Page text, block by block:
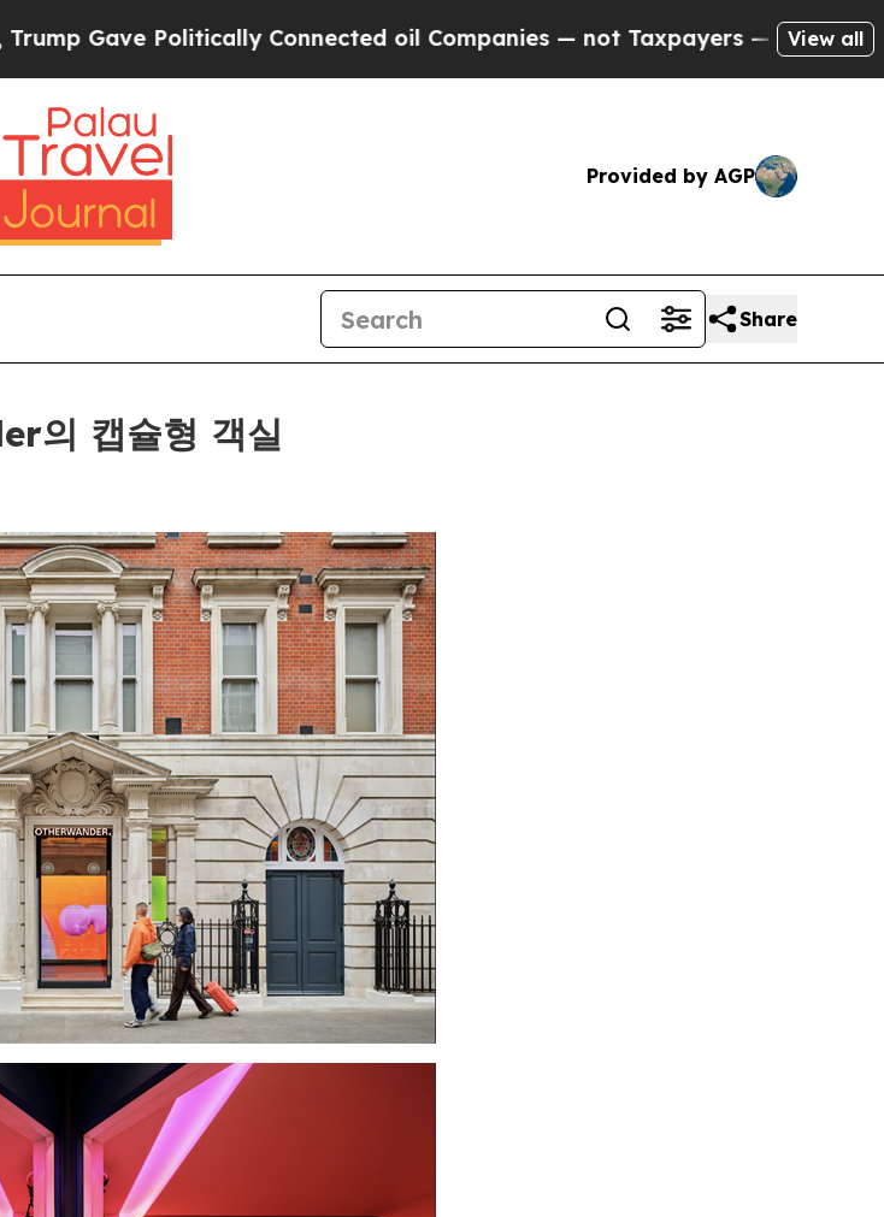
Connected oil Companies — not Taxpayers — the Chance to Cash in on
View all
Provided by AGP
Share
의 캡슐형 객실